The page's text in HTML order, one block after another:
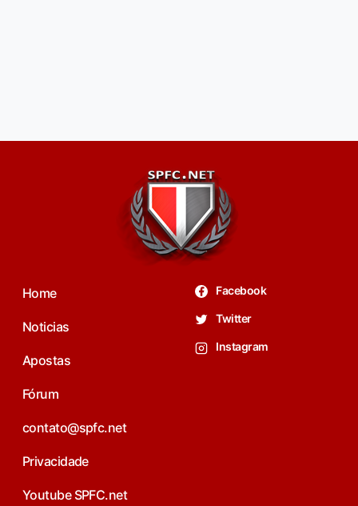
Home
Noticias
Apostas
Fórum
contato@spfc.net
Privacidade
Youtube SPFC.net
Facebook
Twitter
Instagram